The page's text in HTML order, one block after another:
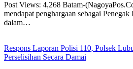
Post Views: 4,268 Batam-
mendapat penghargaan sebagai
dalam…
Respons Laporan Polisi 110, Polsek
Perselisihan Secara Damai